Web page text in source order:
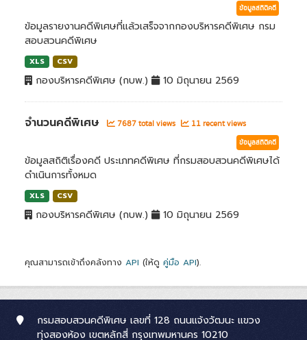
ข้อมูลสถิติคดี
ข้อมูลรายงานคดีพิเศษที่แล้วเสร็จจากกองบริหารคดีพิเศษ กรม
สอบสวนคดีพิเศษ
XLS CSV
กองบริหารคดีพิเศษ (กบพ.) 10 มิถุนายน 2569
จำนวนคดีพิเศษ 7687 total views 11 recent views
ข้อมูลสถิติคดี
ข้อมูลสถิติเรื่องคดี ประเภทคดีพิเศษ ที่กรมสอบสวนคดีพิเศษได้
ดำเนินการทั้งหมด
XLS CSV
กองบริหารคดีพิเศษ (กบพ.) 10 มิถุนายน 2569
คุณสามารถเข้าถึงคลังทาง API (ให้ดู คู่มือ API).
กรมสอบสวนคดีพิเศษ เลขที่ 128 ถนนแจ้งวัฒนะ แขวง
ทุ่งสองห้อง เขตหลักสี่ กรุงเทพมหานคร 10210